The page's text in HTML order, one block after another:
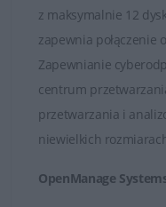
jest zapewniona
SCSI/SAS/SATA
Serwery typu
wysoka wydajność,
wysoka dostępność
najlepsze produkty
lub wirtualizacji.
z maksymalnie 12
zapewnia połączenie
Zapewnianie
centrum
przetwarzania i
niewielkich
OpenManage